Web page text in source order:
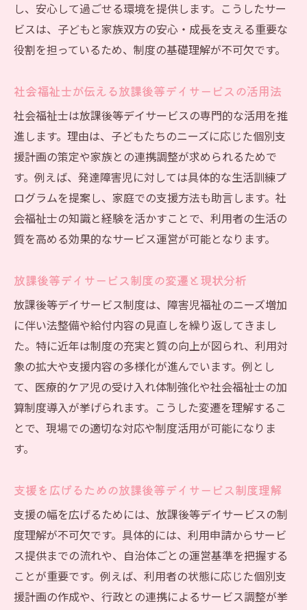
し、安心して過ごせる環境を提供します。こうしたサー
ビスは、子どもと家族双方の安心・成長を支える重要な
役割を担っているため、制度の基礎理解が不可欠です。
社会福祉士が伝える放課後等デイサービスの活用法
社会福祉士は放課後等デイサービスの専門的な活用を推
進します。理由は、子どもたちのニーズに応じた個別支
援計画の策定や家族との連携調整が求められるためで
す。例えば、発達障害児に対しては具体的な生活訓練プ
ログラムを提案し、家庭での支援方法も助言します。社
会福祉士の知識と経験を活かすことで、利用者の生活の
質を高める効果的なサービス運営が可能となります。
放課後等デイサービス制度の変遷と現状分析
放課後等デイサービス制度は、障害児福祉のニーズ増加
に伴い法整備や給付内容の見直しを繰り返してきまし
た。特に近年は制度の充実と質の向上が図られ、利用対
象の拡大や支援内容の多様化が進んでいます。例とし
て、医療的ケア児の受け入れ体制強化や社会福祉士の加
算制度導入が挙げられます。こうした変遷を理解するこ
とで、現場での適切な対応や制度活用が可能になりま
す。
支援を広げるための放課後等デイサービス制度理解
支援の幅を広げるためには、放課後等デイサービスの制
度理解が不可欠です。具体的には、利用申請からサービ
ス提供までの流れや、自治体ごとの運営基準を把握する
ことが重要です。例えば、利用者の状態に応じた個別支
援計画の作成や、行政との連携によるサービス調整が挙